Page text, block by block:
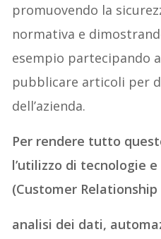
promuovendo la
normativa e
esempio partecipando
pubblicare articoli per
dell’azienda.
Per rendere tutto
l’utilizzo di tecnologie
(Customer
analisi dei dati,